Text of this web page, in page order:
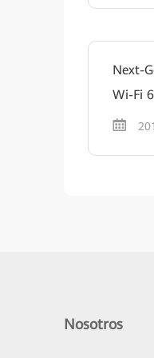
Next-
Wi-Fi
Nosotros